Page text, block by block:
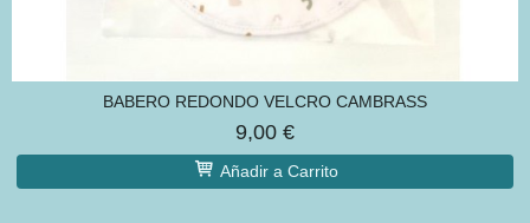
BABERO REDONDO VELCRO CAMBRASS
9,00 €
Añadir a Carrito